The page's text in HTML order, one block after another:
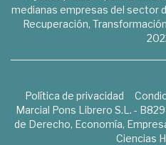
medianas empresas del sector
Recuperación,
Política de privacidad
Marcial Pons Librero S.L. -
de Derecho, Economía,
Ciencias